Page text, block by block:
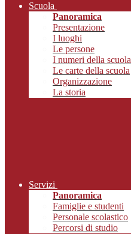
Scuola
Panoramica
Presentazione
I luoghi
Le persone
I numeri della scuola
Le carte della scuola
Organizzazione
La storia
Servizi
Panoramica
Famiglie e studenti
Personale scolastico
Percorsi di studio